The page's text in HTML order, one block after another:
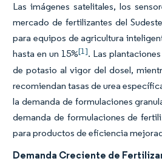
Las imágenes satelitales, los
mercado de fertilizantes del
para equipos de agricultura
hasta en un 15%[1]. Las
de potasio al vigor del dosel,
recomiendan tasas de urea
la demanda de formulaciones
demanda de formulaciones de
para productos de eficiencia
Demanda Creciente de